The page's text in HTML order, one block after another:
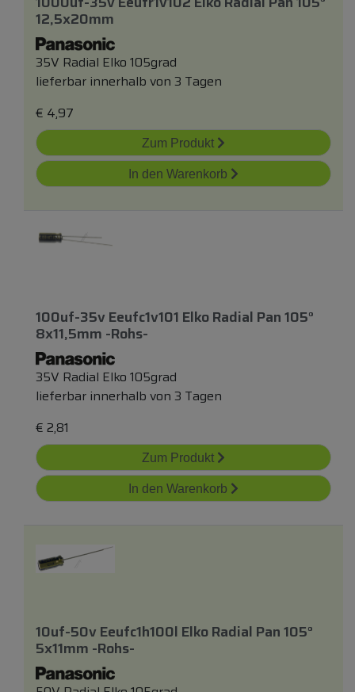
12,5x20mm
35V Radial Elko 105grad
lieferbar innerhalb von 3 Tagen
€ 4,97
Zum Produkt
In den Warenkorb
100uf-35v Eeufc1v101 Elko Radial Pan 105°
8x11,5mm -rohs-
35V Radial Elko 105grad
lieferbar innerhalb von 3 Tagen
€ 2,81
Zum Produkt
In den Warenkorb
10uf-50v Eeufc1h100l Elko Radial Pan 105°
5x11mm -rohs-